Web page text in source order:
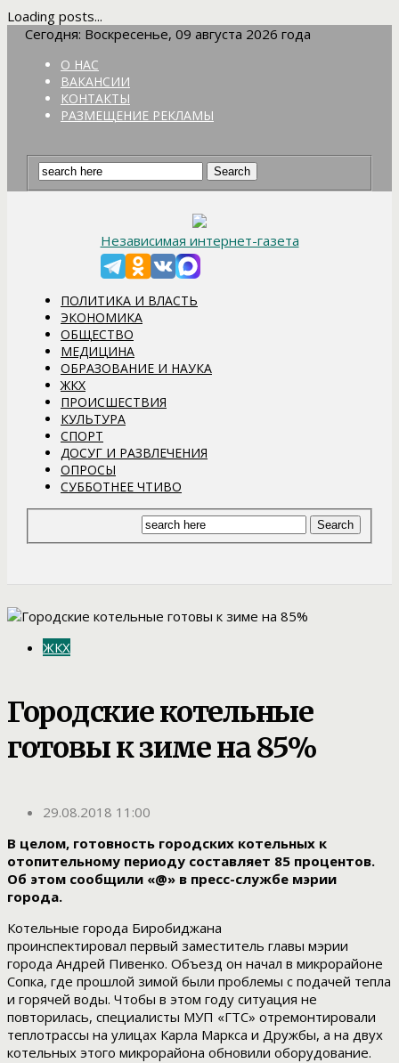
Loading posts...
Сегодня: Воскресенье, 09 августа 2026 года
О НАС
ВАКАНСИИ
КОНТАКТЫ
РАЗМЕЩЕНИЕ РЕКЛАМЫ
Независимая интернет-газета
ПОЛИТИКА И ВЛАСТЬ
ЭКОНОМИКА
ОБЩЕСТВО
МЕДИЦИНА
ОБРАЗОВАНИЕ И НАУКА
ЖКХ
ПРОИСШЕСТВИЯ
КУЛЬТУРА
СПОРТ
ДОСУГ И РАЗВЛЕЧЕНИЯ
ОПРОСЫ
СУББОТНЕЕ ЧТИВО
ЖКХ
Городские котельные
готовы к зиме на 85%
29.08.2018 11:00
В целом, готовность городских котельных к
отопительному периоду составляет 85 процентов.
Об этом сообщили «@» в пресс-службе мэрии
города.
Котельные города Биробиджана
проинспектировал первый заместитель главы мэрии
города Андрей Пивенко. Объезд он начал в микрорайоне
Сопка, где прошлой зимой были проблемы с подачей тепла
и горячей воды. Чтобы в этом году ситуация не
повторилась, специалисты МУП «ГТС» отремонтировали
теплотрассы на улицах Карла Маркса и Дружбы, а на двух
котельных этого микрорайона обновили оборудование.